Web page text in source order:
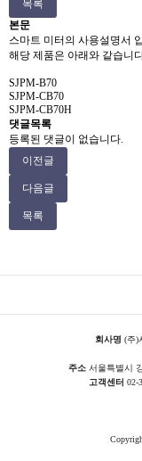
목록
본문
스마트 미터의 사용설명서
해당 제품은 아래와 같습니
SJPM-B70
SJPM-CB70
SJPM-CB70H
댓글목록
등록된 댓글이 없습니다.
이전글
다음글
목록
회사명 (주)
주소 서울특별시
고객센터 02-